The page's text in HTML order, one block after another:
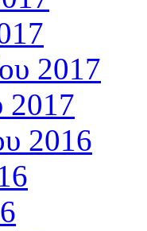
2017
2017
2016